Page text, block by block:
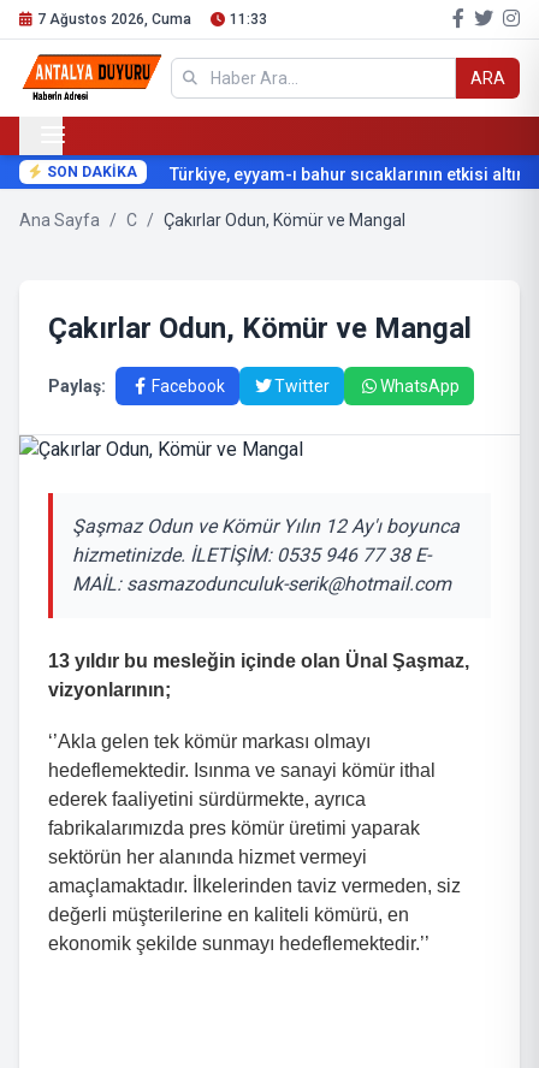
7 Ağustos 2026, Cuma 11:33
ARA
SON DAKİKA Türkiye, eyyam-ı bahur sıcaklarının etkisi altına
Ana Sayfa / C / Çakırlar Odun, Kömür ve Mangal
Çakırlar Odun, Kömür ve Mangal
Paylaş: Facebook Twitter WhatsApp
Şaşmaz Odun ve Kömür Yılın 12 Ay'ı boyunca
hizmetinizde. İLETİŞİM: 0535 946 77 38 E-
MAİL: sasmazodunculuk-serik@hotmail.com
13 yıldır bu mesleğin içinde olan Ünal Şaşmaz,
vizyonlarının;
‘’Akla gelen tek kömür markası olmayı
hedeflemektedir. Isınma ve sanayi kömür ithal
ederek faaliyetini sürdürmekte, ayrıca
fabrikalarımızda pres kömür üretimi yaparak
sektörün her alanında hizmet vermeyi
amaçlamaktadır. İlkelerinden taviz vermeden, siz
değerli müşterilerine en kaliteli kömürü, en
ekonomik şekilde sunmayı hedeflemektedir.’’